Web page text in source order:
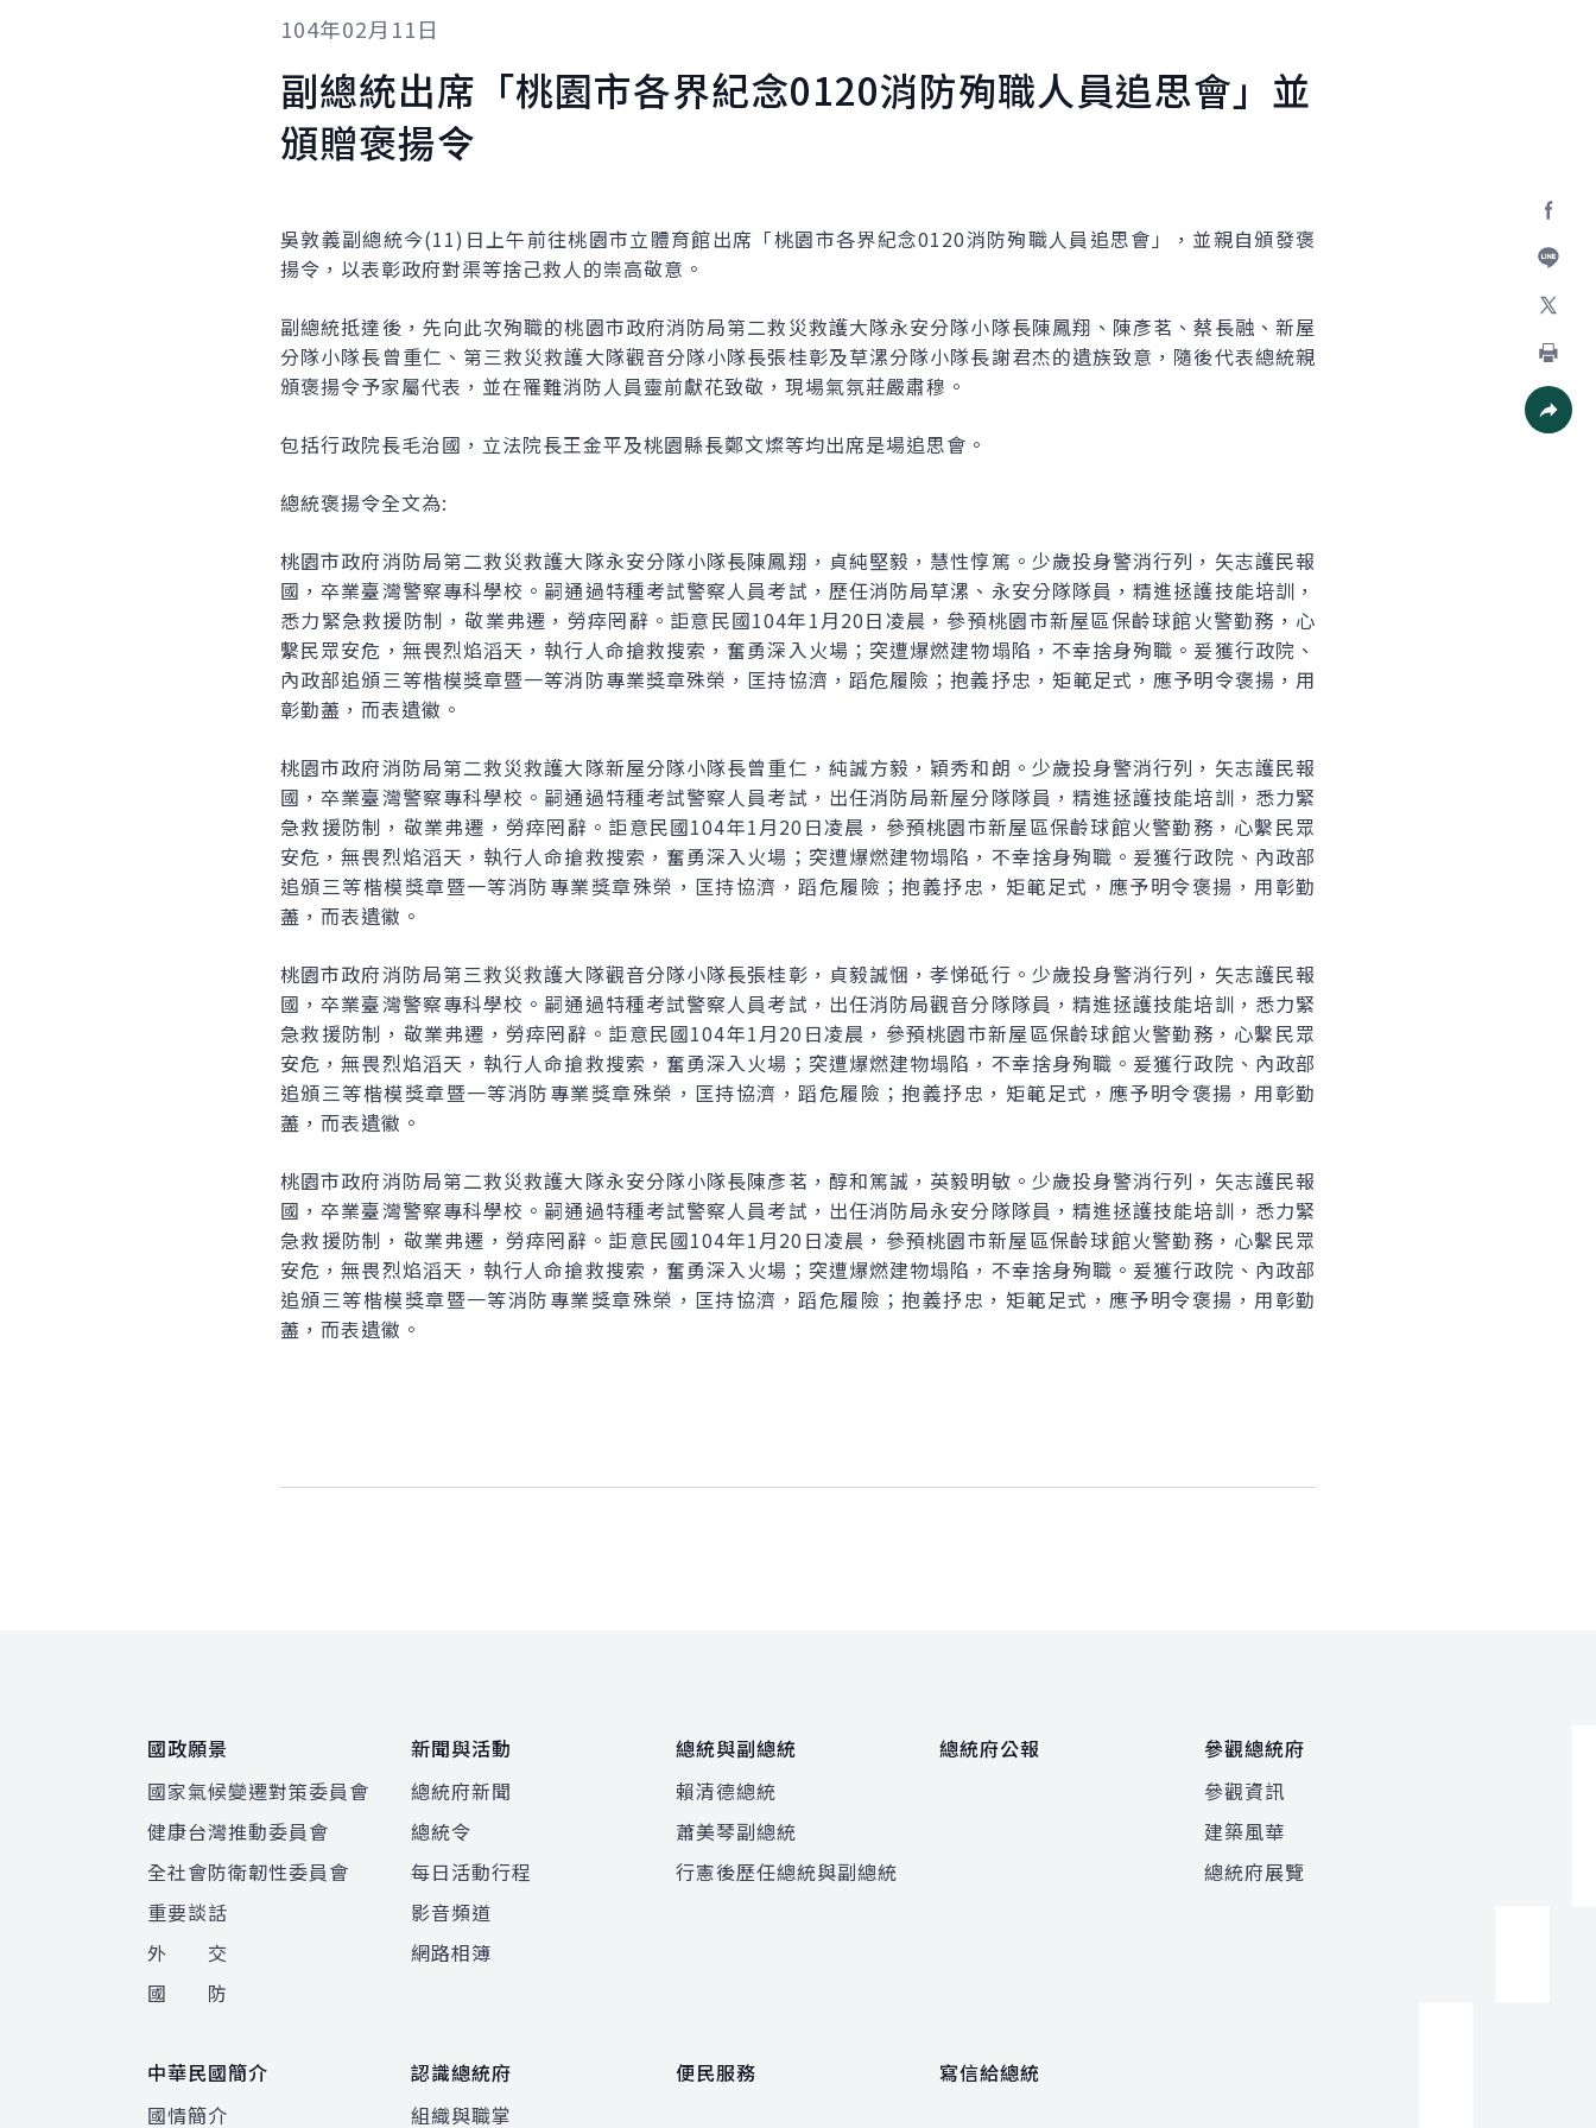
加入好
列印
104年02月11日
副總統出席「桃園市各界紀念0120消防殉職人員追思會」並
頒贈褒揚令
吳敦義副總統今(11)日上午前往桃園市立體育館出席「桃園市各界紀念0120消防殉職人員追思會」，並親自頒發褒
揚令，以表彰政府對渠等捨己救人的崇高敬意。
副總統抵達後，先向此次殉職的桃園市政府消防局第二救災救護大隊永安分隊小隊長陳鳳翔、陳彥茗、蔡長融、新屋
分隊小隊長曾重仁、第三救災救護大隊觀音分隊小隊長張桂彰及草漯分隊小隊長謝君杰的遺族致意，隨後代表總統親
頒褒揚令予家屬代表，並在罹難消防人員靈前獻花致敬，現場氣氛莊嚴肅穆。
包括行政院長毛治國，立法院長王金平及桃園縣長鄭文燦等均出席是場追思會。
總統褒揚令全文為:
桃園市政府消防局第二救災救護大隊永安分隊小隊長陳鳳翔，貞純堅毅，慧性惇篤。少歲投身警消行列，矢志護民報
國，卒業臺灣警察專科學校。嗣通過特種考試警察人員考試，歷任消防局草漯、永安分隊隊員，精進拯護技能培訓，
悉力緊急救援防制，敬業弗遷，勞瘁罔辭。詎意民國104年1月20日凌晨，參預桃園市新屋區保齡球館火警勤務，心
繫民眾安危，無畏烈焰滔天，執行人命搶救搜索，奮勇深入火場；突遭爆燃建物塌陷，不幸捨身殉職。爰獲行政院、
內政部追頒三等楷模獎章暨一等消防專業獎章殊榮，匡持協濟，蹈危履險；抱義抒忠，矩範足式，應予明令褒揚，用
彰勤藎，而表遺徽。
桃園市政府消防局第二救災救護大隊新屋分隊小隊長曾重仁，純誠方毅，穎秀和朗。少歲投身警消行列，矢志護民報
國，卒業臺灣警察專科學校。嗣通過特種考試警察人員考試，出任消防局新屋分隊隊員，精進拯護技能培訓，悉力緊
急救援防制，敬業弗遷，勞瘁罔辭。詎意民國104年1月20日凌晨，參預桃園市新屋區保齡球館火警勤務，心繫民眾
安危，無畏烈焰滔天，執行人命搶救搜索，奮勇深入火場；突遭爆燃建物塌陷，不幸捨身殉職。爰獲行政院、內政部
追頒三等楷模獎章暨一等消防專業獎章殊榮，匡持協濟，蹈危履險；抱義抒忠，矩範足式，應予明令褒揚，用彰勤
藎，而表遺徽。
桃園市政府消防局第三救災救護大隊觀音分隊小隊長張桂彰，貞毅誠悃，孝悌砥行。少歲投身警消行列，矢志護民報
國，卒業臺灣警察專科學校。嗣通過特種考試警察人員考試，出任消防局觀音分隊隊員，精進拯護技能培訓，悉力緊
急救援防制，敬業弗遷，勞瘁罔辭。詎意民國104年1月20日凌晨，參預桃園市新屋區保齡球館火警勤務，心繫民眾
安危，無畏烈焰滔天，執行人命搶救搜索，奮勇深入火場；突遭爆燃建物塌陷，不幸捨身殉職。爰獲行政院、內政部
追頒三等楷模獎章暨一等消防專業獎章殊榮，匡持協濟，蹈危履險；抱義抒忠，矩範足式，應予明令褒揚，用彰勤
藎，而表遺徽。
桃園市政府消防局第二救災救護大隊永安分隊小隊長陳彥茗，醇和篤誠，英毅明敏。少歲投身警消行列，矢志護民報
國，卒業臺灣警察專科學校。嗣通過特種考試警察人員考試，出任消防局永安分隊隊員，精進拯護技能培訓，悉力緊
急救援防制，敬業弗遷，勞瘁罔辭。詎意民國104年1月20日凌晨，參預桃園市新屋區保齡球館火警勤務，心繫民眾
安危，無畏烈焰滔天，執行人命搶救搜索，奮勇深入火場；突遭爆燃建物塌陷，不幸捨身殉職。爰獲行政院、內政部
追頒三等楷模獎章暨一等消防專業獎章殊榮，匡持協濟，蹈危履險；抱義抒忠，矩範足式，應予明令褒揚，用彰勤
藎，而表遺徽。
國政願景
國家氣候變遷對策委員會
健康台灣推動委員會
全社會防衛韌性委員會
重要談話
外 交
國 防
新聞與活動
總統府新聞
總統令
每日活動行程
影音頻道
網路相簿
總統與副總統
賴清德總統
蕭美琴副總統
行憲後歷任總統與副總統
總統府公報
參觀總統府
參觀資訊
建築風華
總統府展覽
中華民國簡介
國情簡介
認識總統府
組織與職掌
便民服務 寫信給總統